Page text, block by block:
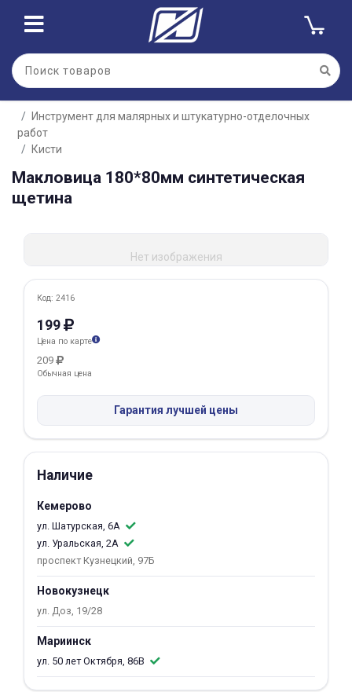
Инструмент для малярных и штукатурно-отделочных
работ
Кисти
Макловица 180*80мм синтетическая
щетина
Нет изображения
Код: 2416
199
Цена по карте
209
Обычная цена
Гарантия лучшей цены
Наличие
Кемерово
ул. Шатурская, 6А
ул. Уральская, 2А
проспект Кузнецкий, 97Б
Новокузнецк
ул. Доз, 19/28
Мариинск
ул. 50 лет Октября, 86В
Для клиентов всех банков
Разбейте
оплату
без переплат
Добавляйте товары
в корзину
Оплачивайте сегодня только
Получайте товар
выбранный способом
Оставшиеся
списываться
по25%каждые 2 недели